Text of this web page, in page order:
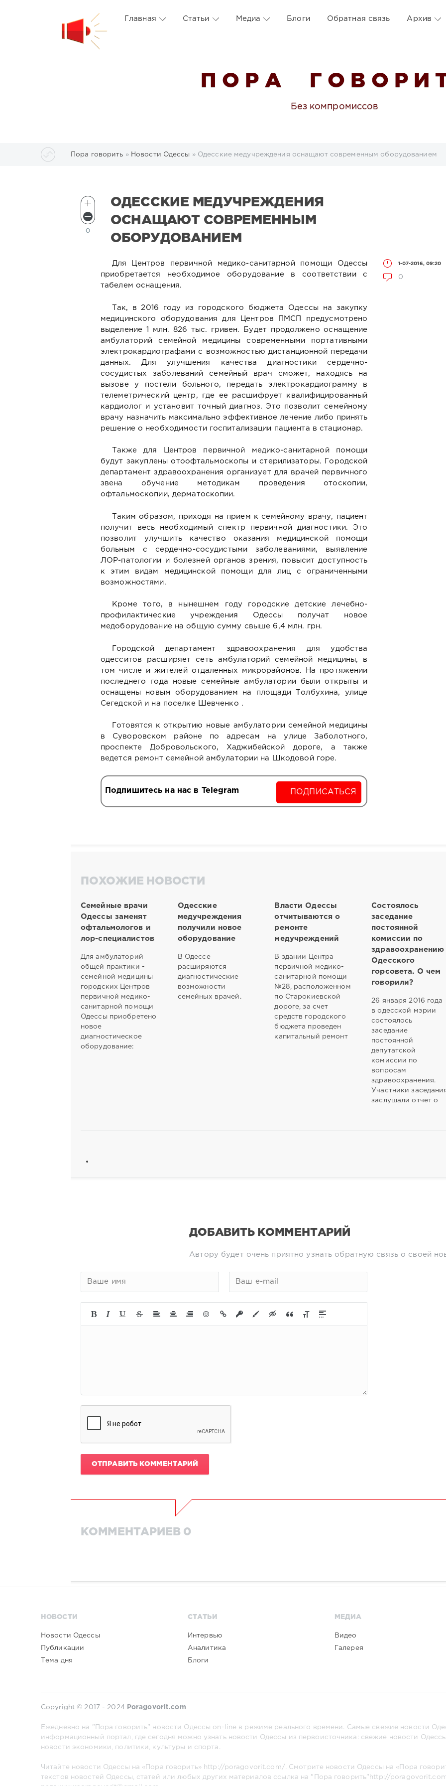
Главная Статьи Медиа Блоги Обратная связь Архив
П О Р А Г О В О Р И
Без компромиссов
Пора говорить » Новости Одессы » Одесские медучреждения оснащают современным оборудованием
ОДЕССКИЕ МЕДУЧРЕЖДЕНИЯ
ОСНАЩАЮТ СОВРЕМЕННЫМ
ОБОРУДОВАНИЕМ
1-07-2016, 09:20
0
0
Для Центров первичной медико-санитарной помощи Одессы
приобретается необходимое оборудование в соответствии с
табелем оснащения.
Так, в 2016 году из городского бюджета Одессы на закупку
медицинского оборудования для Центров ПМСП предусмотрено
выделение 1 млн. 826 тыс. гривен. Будет продолжено оснащение
амбулаторий семейной медицины современными портативными
электрокардиографами с возможностью дистанционной передачи
данных. Для улучшения качества диагностики сердечно-
сосудистых заболеваний семейный врач сможет, находясь на
вызове у постели больного, передать электрокардиограмму в
телеметрический центр, где ее расшифрует квалифицированный
кардиолог и установит точный диагноз. Это позволит семейному
врачу назначить максимально эффективное лечение либо принять
решение о необходимости госпитализации пациента в стационар.
Также для Центров первичной медико-санитарной помощи
будут закуплены отоофтальмоскопы и стерилизаторы. Городской
департамент здравоохранения организует для врачей первичного
звена обучение методикам проведения отоскопии,
офтальмоскопии, дерматоскопии.
Таким образом, приходя на прием к семейному врачу, пациент
получит весь необходимый спектр первичной диагностики. Это
позволит улучшить качество оказания медицинской помощи
больным с сердечно-сосудистыми заболеваниями, выявление
ЛОР-патологии и болезней органов зрения, повысит доступность
к этим видам медицинской помощи для лиц с ограниченными
возможностями.
Кроме того, в нынешнем году городские детские лечебно-
профилактические учреждения Одессы получат новое
медоборудование на общую сумму свыше 6,4 млн. грн.
Городской департамент здравоохранения для удобства
одесситов расширяет сеть амбулаторий семейной медицины, в
том числе и жителей отдаленных микрорайонов. На протяжении
последнего года новые семейные амбулатории были открыты и
оснащены новым оборудованием на площади Толбухина, улице
Сегедской и на поселке Шевченко .
Готовятся к открытию новые амбулатории семейной медицины
в Суворовском районе по адресам на улице Заболотного,
проспекте Добровольского, Хаджибейской дороге, а также
ведется ремонт семейной амбулатории на Шкодовой горе.
Подпишитесь на нас в Telegram ПОДПИСАТЬСЯ
ПОХОЖИЕ НОВОСТИ
Семейные врачи
Одессы заменят
офтальмологов и
лор-специалистов
Для амбулаторий
общей практики -
семейной медицины
городских Центров
первичной медико-
санитарной помощи
Одессы приобретено
новое
диагностическое
оборудование:
Одесские
медучреждения
получили новое
оборудование
В Одессе
расширяются
диагностические
возможности
семейных врачей.
Власти Одессы
отчитываются о
ремонте
медучреждений
В здании Центра
первичной медико-
санитарной помощи
№28, расположенном
по Старокиевской
дороге, за счет
средств городского
бюджета проведен
капитальный ремонт
Состоялось
заседание
постоянной
комиссии по
здравоохранению
Одесского
горсовета. О чем
говорили?
26 января 2016 года
в одесской мэрии
состоялось
заседание
постоянной
депутатской
комиссии по
вопросам
здравоохранения.
Участники
заслушали отчет о
ДОБАВИТЬ КОММЕНТАРИЙ
Автору будет очень приятно узнать обратную связь о своей
ОТПРАВИТЬ КОММЕНТАРИЙ
КОММЕНТАРИЕВ 0
НОВОСТИ
Новости Одессы
Публикации
Тема дня
СТАТЬИ
Интервью
Аналитика
Блоги
МЕДИА
Видео
Галерея
Copyright © 2017 - 2024 Poragovorit.com
Ежедневно на "Пора говорить" новости Одессы on-line в режиме реального времени. Самые свежие новости
информационный портал, где сегодня можно узнать новости Одессы из первоисточника: свежие новости
новости экономики, политики, культуры и спорта.
Читайте новости Одессы на «Пора говорить» http://poragovorit.com/
. Смотрите новости Одессы на «Пора
текстов новостей Одессы, статей или любых других материалов ссылка на "Пора говорить" http://